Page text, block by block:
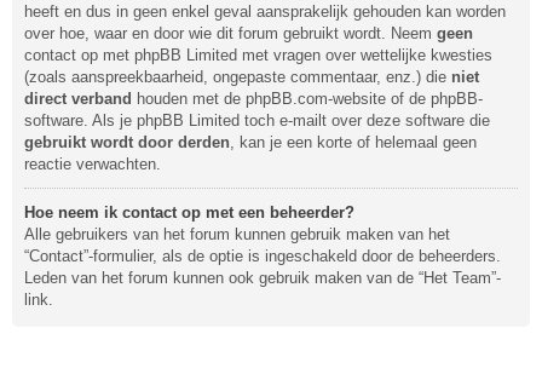
heeft en dus in geen enkel geval aansprakelijk gehouden kan worden
over hoe, waar en door wie dit forum gebruikt wordt. Neem geen
contact op met phpBB Limited met vragen over wettelijke kwesties
(zoals aanspreekbaarheid, ongepaste commentaar, enz.) die niet
direct verband houden met de phpBB.com-website of de phpBB-
software. Als je phpBB Limited toch e-mailt over deze software die
gebruikt wordt door derden, kan je een korte of helemaal geen
reactie verwachten.
Hoe neem ik contact op met een beheerder?
Alle gebruikers van het forum kunnen gebruik maken van het
“Contact”-formulier, als de optie is ingeschakeld door de beheerders.
Leden van het forum kunnen ook gebruik maken van de “Het Team”-
link.